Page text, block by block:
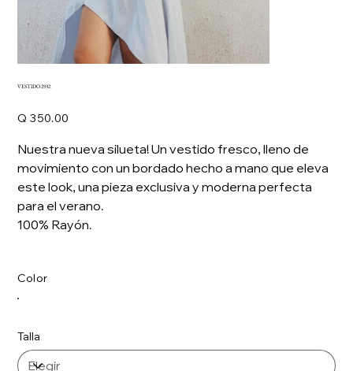
VESTIDO 2932
Q 350.00
Nuestra nueva silueta! Un vestido fresco, lleno de
movimiento con un bordado hecho a mano que eleva
este look, una pieza exclusiva y moderna perfecta
para el verano.
100% Rayón.
Color
Talla